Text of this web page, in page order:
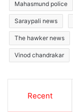
Mahasmund police
Saraypali news
The hawker news
Vinod chandrakar
Recent